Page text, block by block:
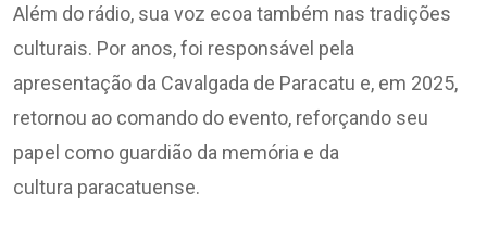
Além do rádio, sua voz ecoa também nas tradições
culturais. Por anos, foi responsável pela
apresentação da Cavalgada de Paracatu e, em 2025,
retornou ao comando do evento, reforçando seu
papel como guardião da memória e da
cultura paracatuense.